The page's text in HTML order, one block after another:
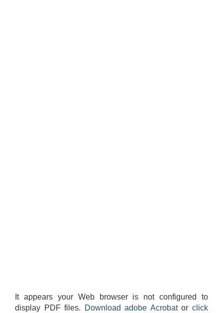
It appears your Web browser is not configured to
display PDF files.
Download adobe Acrobatorclick